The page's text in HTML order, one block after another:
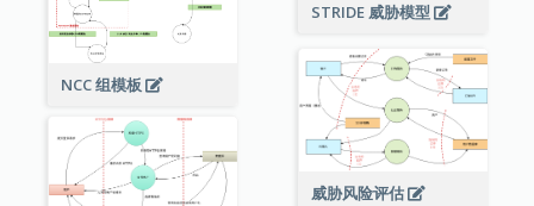
STRIDE 威胁模型
NCC 组模板
威胁风险评估